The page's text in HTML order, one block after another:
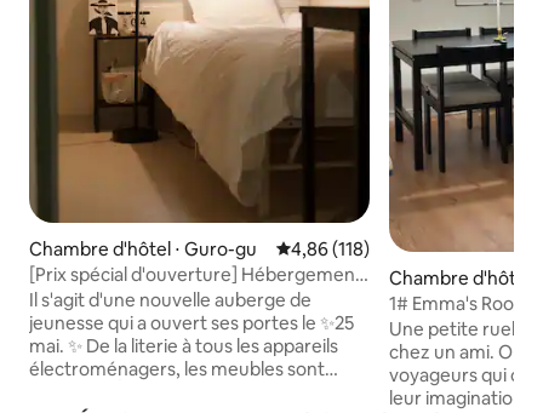
Chambre d'hôtel ⋅ Guro-gu Évaluation moyenne sur la
4,86 (118)
[Prix spécial d'ouverture] Hébergement
moderne près du complexe numérique
de Gasa
Il s'agit d'une nouvelle auberge de
jeunesse qui a ouvert ses portes le ✨25
mai. ✨ De la literie à tous les appareils
électroménagers, les meubles sont
Chambre d'hôtel
mun-gu
1# Emma's Room
| Literie d'hôtel
gratuite | Salle de
Une petite ruelle,
chez un ami. Orly
voyageurs qui
leur imagination une